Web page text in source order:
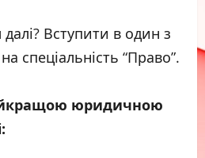
Вступити в один з
спеціальність “Право”.
юридичною